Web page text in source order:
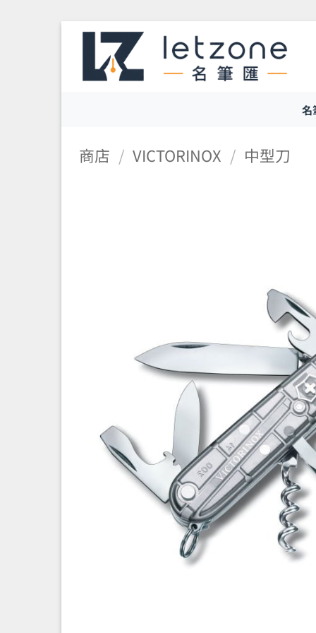
Skip
content
名
商店 / VICTORINOX / 中型刀